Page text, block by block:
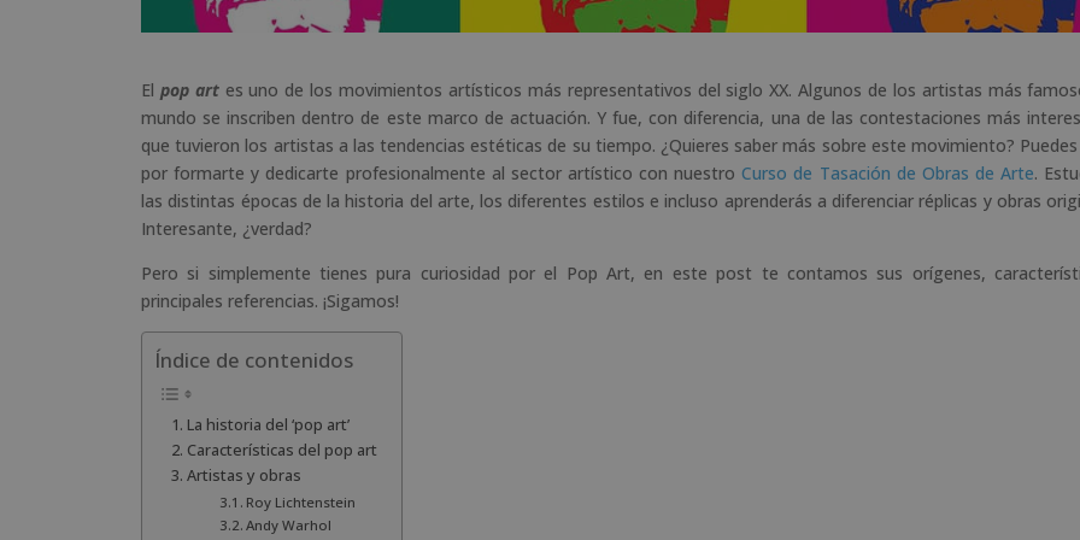
El pop art es uno de los movimientos artísticos más representativos del siglo XX. Algunos de los artistas más
mundo se inscriben dentro de este marco de actuación. Y fue, con diferencia, una de las contestaciones más
que tuvieron los artistas a las tendencias estéticas de su tiempo. ¿Quieres saber más sobre este movimiento?
por formarte y dedicarte profesionalmente al sector artístico con nuestroCurso de Tasación de Obras de Arte.
las distintas épocas de la historia del arte, los diferentes estilos e incluso aprenderás a diferenciar réplicas y obras
Interesante, ¿verdad?
Pero si simplemente tienes pura curiosidad por el Pop Art, en este post te contamos sus orígenes,
principales referencias. ¡Sigamos!
Índice de contenidos
La historia del ‘pop art’
Características del pop art
Artistas y obras
Roy Lichtenstein
Andy Warhol